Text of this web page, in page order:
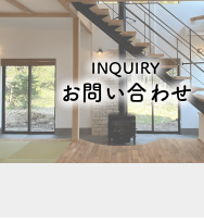
INQUIRY
お問い合わせ